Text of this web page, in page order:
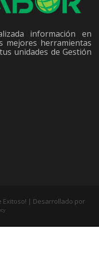
información en
mejores herramientas
unidades de Gestión
Exitoso! | Desarrollado por